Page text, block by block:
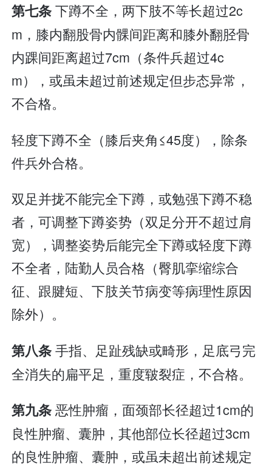
第七条下蹲不全，两下肢不等长超过2c
m，膝内翻股骨内髁间距离和膝外翻胫骨
内踝间距离超过7cm（条件兵超过4c
m），或虽未超过前述规定但步态异常，
不合格。
轻度下蹲不全（膝后夹角≤45度），除条
件兵外合格。
双足并拢不能完全下蹲，或勉强下蹲不稳
者，可调整下蹲姿势（双足分开不超过肩
宽），调整姿势后能完全下蹲或轻度下蹲
不全者，陆勤人员合格（臀肌挛缩综合
征、跟腱短、下肢关节病变等病理性原因
除外）。
第八条手指、足趾残缺或畸形，足底弓完
全消失的扁平足，重度皲裂症，不合格。
第九条恶性肿瘤，面颈部长径超过1cm的
良性肿瘤、囊肿，其他部位长径超过3cm
的良性肿瘤、囊肿，或虽未超出前述规定